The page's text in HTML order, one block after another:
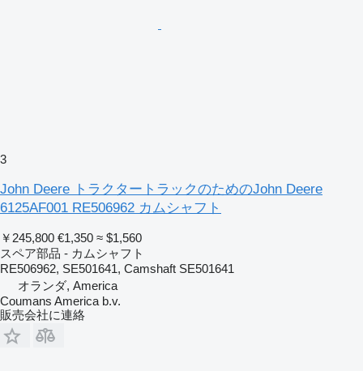
3
John Deere トラクタートラックのためのJohn Deere
6125AF001 RE506962 カムシャフト
￥245,800 €1,350 ≈ $1,560
スペア部品 - カムシャフト
RE506962, SE501641, Camshaft SE501641
オランダ, America
Coumans America b.v.
販売会社に連絡